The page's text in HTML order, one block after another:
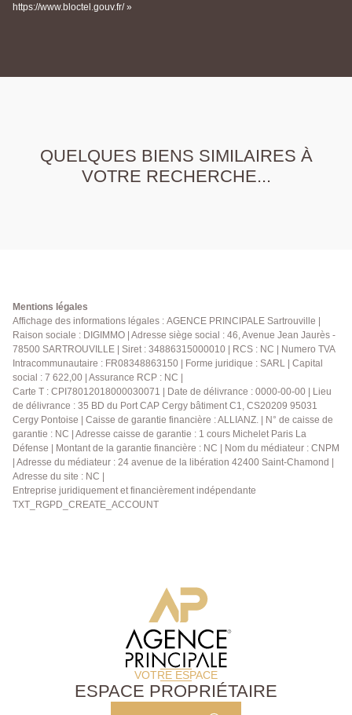
https://www.bloctel.gouv.fr/ »
QUELQUES BIENS SIMILAIRES À
VOTRE RECHERCHE...
Mentions légales
Affichage des informations légales : AGENCE PRINCIPALE Sartrouville |
Raison sociale : DIGIMMO | Adresse siège social : 46, Avenue Jean Jaurès -
78500 SARTROUVILLE | Siret : 34886315000010 | RCS : NC | Numero TVA
Intracommunautaire : FR08348863150 | Forme juridique : SARL | Capital
social : 7 622,00 | Assurance RCP : NC |
Carte T : CPI78012018000030071 | Date de délivrance : 0000-00-00 | Lieu
de délivrance : 35 BD du Port CAP Cergy bâtiment C1, CS20209 95031
Cergy Pontoise | Caisse de garantie financière : ALLIANZ. | N° de caisse de
garantie : NC | Adresse caisse de garantie : 1 cours Michelet Paris La
Défense | Montant de la garantie financière : NC | Nom du médiateur : CNPM
| Adresse du médiateur : 24 avenue de la libération 42400 Saint-Chamond |
Adresse du site : NC |
Entreprise juridiquement et financièrement indépendante
TXT_RGPD_CREATE_ACCOUNT
VOTRE ESPACE
ESPACE PROPRIÉTAIRE